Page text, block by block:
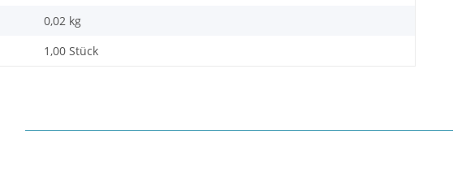
0,02 kg
1,00 Stück